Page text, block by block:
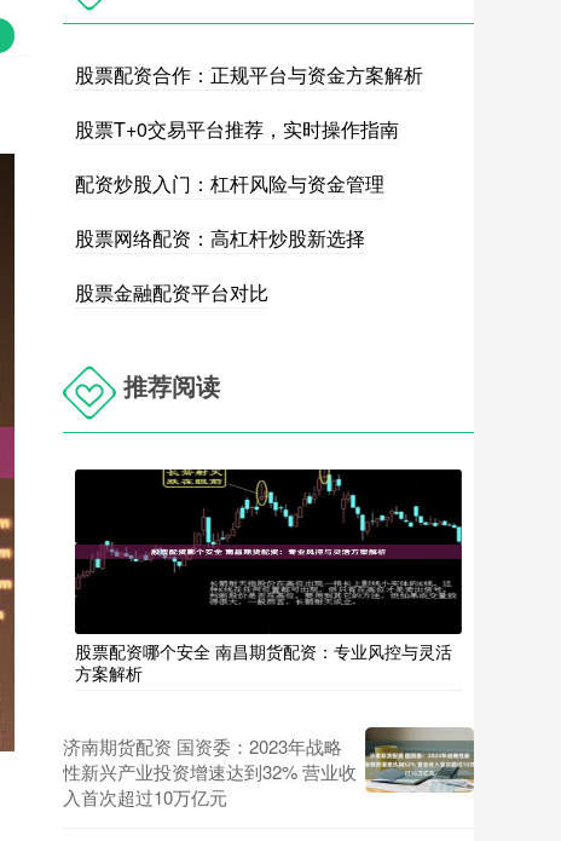
股票配资合作：正规平台与资金方案解析
股票T+0交易平台推荐，实时操作指南
配资炒股入门：杠杆风险与资金管理
股票网络配资：高杠杆炒股新选择
股票金融配资平台对比
推荐阅读
股票配资哪个安全 南昌期货配资：专业风控与灵活
方案解析
济南期货配资 国资委：2023年战略
性新兴产业投资增速达到32% 营业收
入首次超过10万亿元